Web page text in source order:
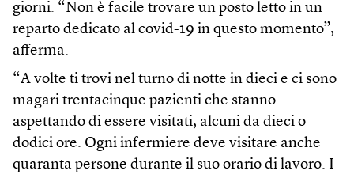
giorni. “Non è facile trovare un posto letto in un
reparto dedicato al covid-19 in questo momento”,
afferma.
“A volte ti trovi nel turno di notte in dieci e ci sono
magari trentacinque pazienti che stanno
aspettando di essere visitati, alcuni da dieci o
dodici ore. Ogni infermiere deve visitare anche
quaranta persone durante il suo orario di lavoro. I